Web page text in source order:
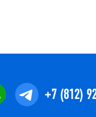
+7 (812)